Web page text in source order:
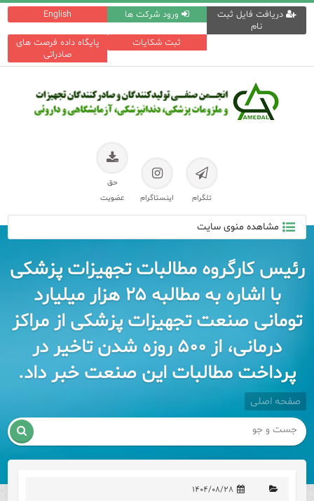
English ورود شرکت ها
دریافت فایل ثبت
نام
پایگاه داده فرصت های
صادراتی
ثبت شکایات
تلگرام اینستاگرام
حق
عضویت
مشاهده منوی سایت
رئیس کارگروه مطالبات تجهیزات پزشکی
با اشاره به مطالبه ۲۵ هزار میلیارد
تومانی صنعت تجهیزات پزشکی از مراکز
درمانی، از ۵۰۰ روزه شدن تاخیر در
پرداخت مطالبات این صنعت خبر داد.
صفحه اصلی

۱۴۰۴/۰۸/۲۸